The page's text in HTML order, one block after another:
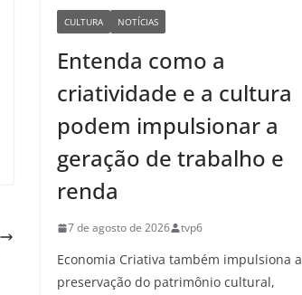
CULTURA NOTÍCIAS
Entenda como a
criatividade e a cultura
podem impulsionar a
geração de trabalho e
renda
7 de agosto de 2026 tvp6
Economia Criativa também impulsiona a
preservação do patrimônio cultural,